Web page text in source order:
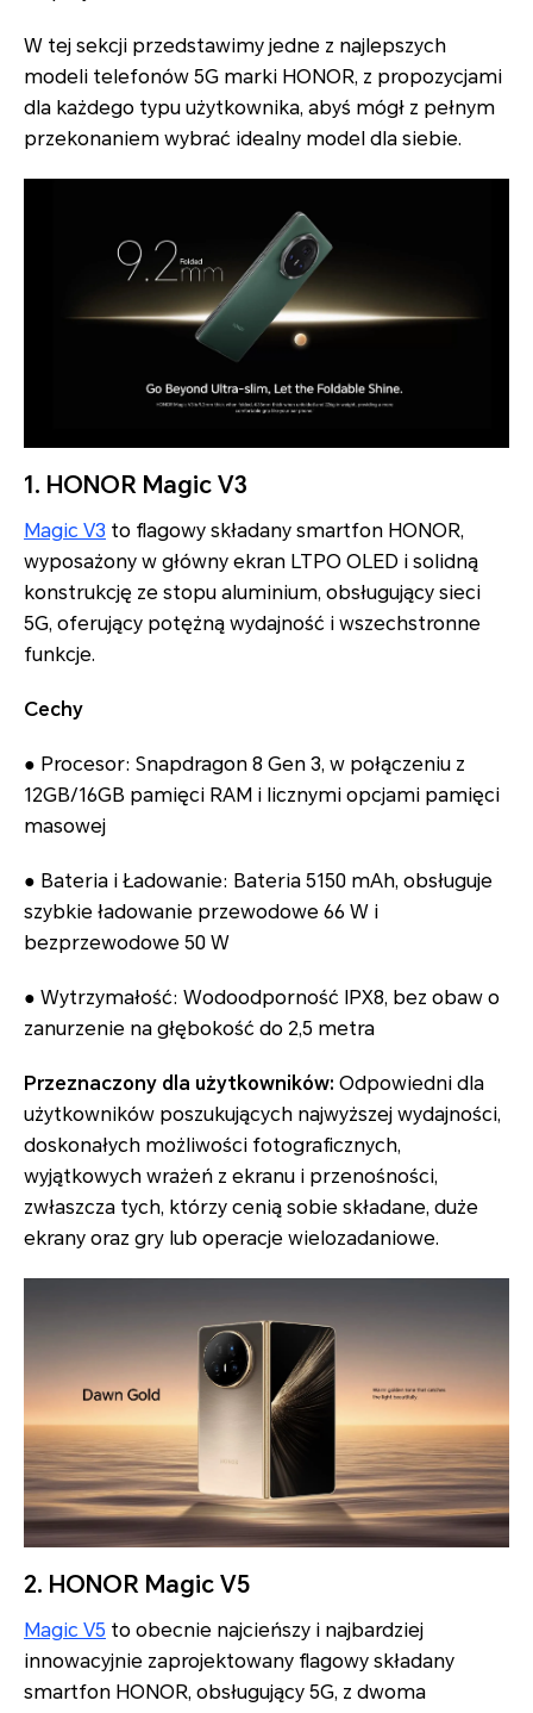
W tej sekcji przedstawimy jedne z najlepszych
modeli telefonów 5G marki HONOR, z propozycjami
dla każdego typu użytkownika, abyś mógł z pełnym
przekonaniem wybrać idealny model dla siebie.
1. HONOR Magic V3
Magic V3 to flagowy składany smartfon HONOR,
wyposażony w główny ekran LTPO OLED i solidną
konstrukcję ze stopu aluminium, obsługujący sieci
5G, oferujący potężną wydajność i wszechstronne
funkcje.
Cechy
● Procesor: Snapdragon 8 Gen 3, w połączeniu z
12GB/16GB pamięci RAM i licznymi opcjami pamięci
masowej
● Bateria i Ładowanie: Bateria 5150 mAh, obsługuje
szybkie ładowanie przewodowe 66 W i
bezprzewodowe 50 W
● Wytrzymałość: Wodoodporność IPX8, bez obaw o
zanurzenie na głębokość do 2,5 metra
Przeznaczony dla użytkowników: Odpowiedni dla
użytkowników poszukujących najwyższej wydajności,
doskonałych możliwości fotograficznych,
wyjątkowych wrażeń z ekranu i przenośności,
zwłaszcza tych, którzy cenią sobie składane, duże
ekrany oraz gry lub operacje wielozadaniowe.
2. HONOR Magic V5
Magic V5 to obecnie najcieńszy i najbardziej
innowacyjnie zaprojektowany flagowy składany
smartfon HONOR, obsługujący 5G, z dwoma